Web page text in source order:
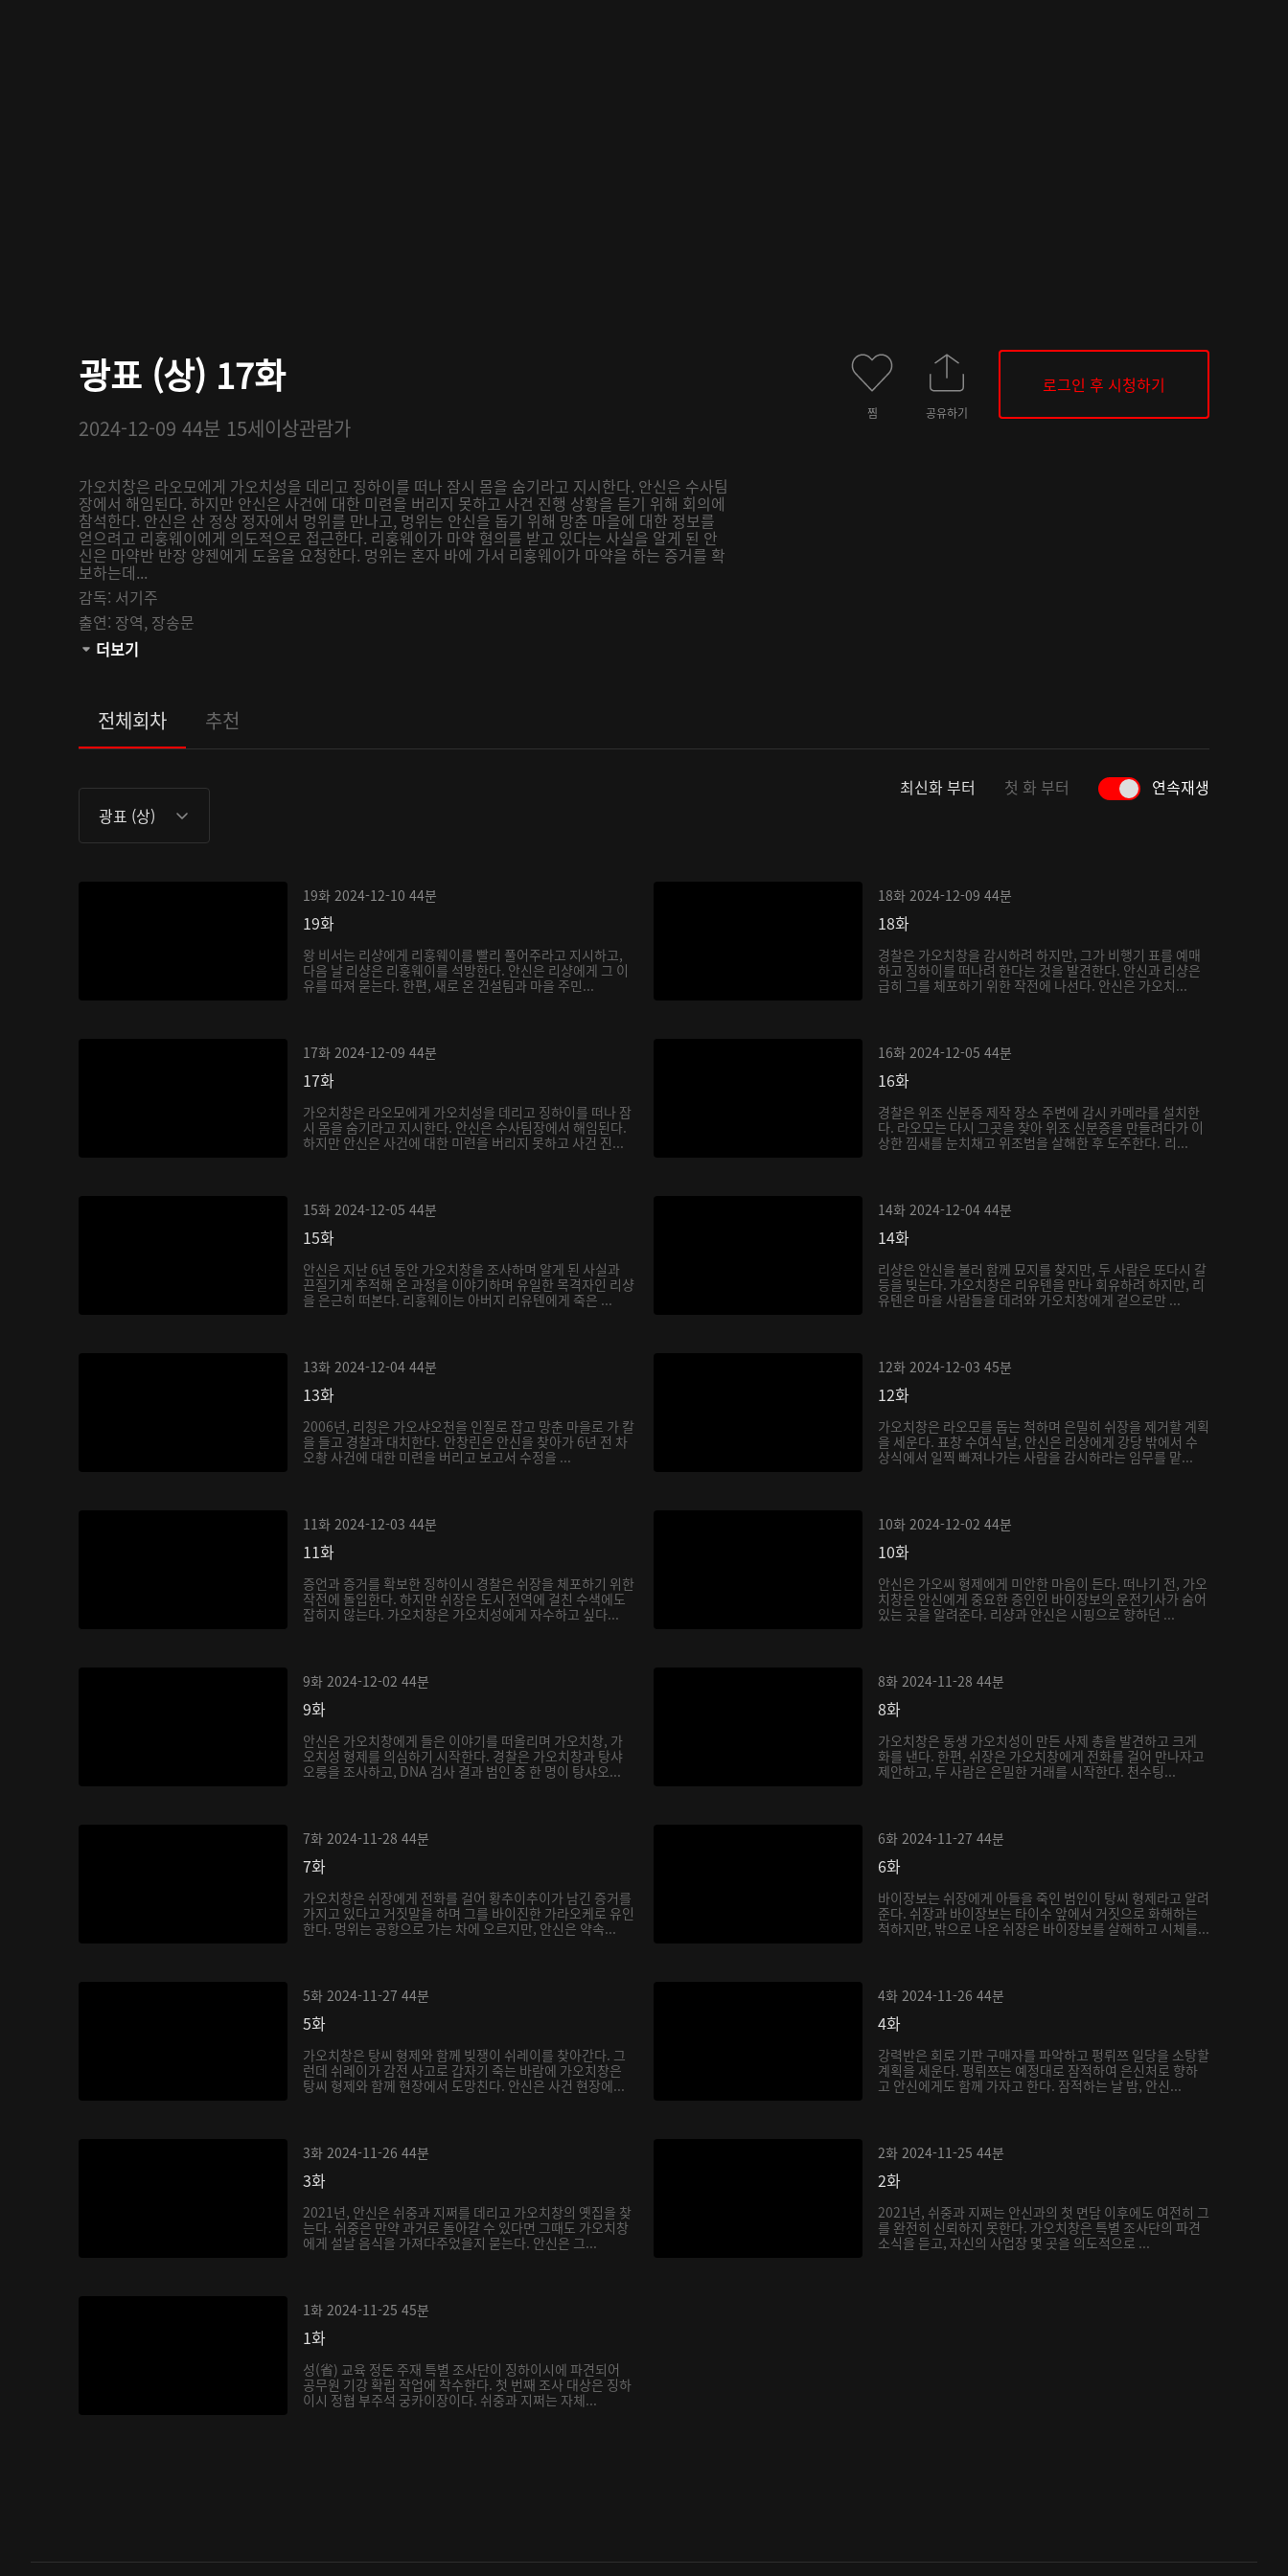
광표 (상) 17화
2024-12-09 44분 15세이상관람가
가오치창은 라오모에게 가오치성을 데리고 징하이를 떠나 잠시 몸을 숨기라고 지시한다. 안신은 수사팀
장에서 해임된다. 하지만 안신은 사건에 대한 미련을 버리지 못하고 사건 진행 상황을 듣기 위해 회의에
참석한다. 안신은 산 정상 정자에서 멍위를 만나고, 멍위는 안신을 돕기 위해 망춘 마을에 대한 정보를
얻으려고 리훙웨이에게 의도적으로 접근한다. 리훙웨이가 마약 혐의를 받고 있다는 사실을 알게 된 안
신은 마약반 반장 양젠에게 도움을 요청한다. 멍위는 혼자 바에 가서 리훙웨이가 마약을 하는 증거를 확
보하는데...
감독: 서기주
출연: 장역, 장송문
관람등급:
더보기
찜 공유하기
로그인 후 시청하기
전체회차 추천
광표 (상)
최신화 부터 첫 화 부터 연속재생
19화 2024-12-10 44분
19화
왕 비서는 리샹에게 리훙웨이를 빨리 풀어주라고 지시하고,
다음 날 리샹은 리훙웨이를 석방한다. 안신은 리샹에게 그 이
유를 따져 묻는다. 한편, 새로 온 건설팀과 마을 주민...
18화 2024-12-09 44분
18화
경찰은 가오치창을 감시하려 하지만, 그가 비행기 표를 예매
하고 징하이를 떠나려 한다는 것을 발견한다. 안신과 리샹은
급히 그를 체포하기 위한 작전에 나선다. 안신은 가오치...
17화 2024-12-09 44분
17화
가오치창은 라오모에게 가오치성을 데리고 징하이를 떠나 잠
시 몸을 숨기라고 지시한다. 안신은 수사팀장에서 해임된다.
하지만 안신은 사건에 대한 미련을 버리지 못하고 사건 진...
16화 2024-12-05 44분
16화
경찰은 위조 신분증 제작 장소 주변에 감시 카메라를 설치한
다. 라오모는 다시 그곳을 찾아 위조 신분증을 만들려다가 이
상한 낌새를 눈치채고 위조범을 살해한 후 도주한다. 리...
15화 2024-12-05 44분
15화
안신은 지난 6년 동안 가오치창을 조사하며 알게 된 사실과
끈질기게 추적해 온 과정을 이야기하며 유일한 목격자인 리샹
을 은근히 떠본다. 리훙웨이는 아버지 리유톈에게 죽은 ...
14화 2024-12-04 44분
14화
리샹은 안신을 불러 함께 묘지를 찾지만, 두 사람은 또다시 갈
등을 빚는다. 가오치창은 리유톈을 만나 회유하려 하지만, 리
유톈은 마을 사람들을 데려와 가오치창에게 겉으로만 ...
13화 2024-12-04 44분
13화
2006년, 리칭은 가오샤오천을 인질로 잡고 망춘 마을로 가 칼
을 들고 경찰과 대치한다. 안창린은 안신을 찾아가 6년 전 차
오촹 사건에 대한 미련을 버리고 보고서 수정을 ...
12화 2024-12-03 45분
12화
가오치창은 라오모를 돕는 척하며 은밀히 쉬장을 제거할 계획
을 세운다. 표창 수여식 날, 안신은 리샹에게 강당 밖에서 수
상식에서 일찍 빠져나가는 사람을 감시하라는 임무를 맡...
11화 2024-12-03 44분
11화
증언과 증거를 확보한 징하이시 경찰은 쉬장을 체포하기 위한
작전에 돌입한다. 하지만 쉬장은 도시 전역에 걸친 수색에도
잡히지 않는다. 가오치창은 가오치성에게 자수하고 싶다...
10화 2024-12-02 44분
10화
안신은 가오씨 형제에게 미안한 마음이 든다. 떠나기 전, 가오
치창은 안신에게 중요한 증인인 바이장보의 운전기사가 숨어
있는 곳을 알려준다. 리샹과 안신은 시핑으로 향하던 ...
9화 2024-12-02 44분
9화
안신은 가오치창에게 들은 이야기를 떠올리며 가오치창, 가
오치성 형제를 의심하기 시작한다. 경찰은 가오치창과 탕샤
오룽을 조사하고, DNA 검사 결과 범인 중 한 명이 탕샤오...
8화 2024-11-28 44분
8화
가오치창은 동생 가오치성이 만든 사제 총을 발견하고 크게
화를 낸다. 한편, 쉬장은 가오치창에게 전화를 걸어 만나자고
제안하고, 두 사람은 은밀한 거래를 시작한다. 천수팅...
7화 2024-11-28 44분
7화
가오치창은 쉬장에게 전화를 걸어 황추이추이가 남긴 증거를
가지고 있다고 거짓말을 하며 그를 바이진한 가라오케로 유인
한다. 멍위는 공항으로 가는 차에 오르지만, 안신은 약속...
6화 2024-11-27 44분
6화
바이장보는 쉬장에게 아들을 죽인 범인이 탕씨 형제라고 알려
준다. 쉬장과 바이장보는 타이수 앞에서 거짓으로 화해하는
척하지만, 밖으로 나온 쉬장은 바이장보를 살해하고 시체를...
5화 2024-11-27 44분
5화
가오치창은 탕씨 형제와 함께 빚쟁이 쉬레이를 찾아간다. 그
런데 쉬레이가 감전 사고로 갑자기 죽는 바람에 가오치창은
탕씨 형제와 함께 현장에서 도망친다. 안신은 사건 현장에...
4화 2024-11-26 44분
4화
강력반은 회로 기판 구매자를 파악하고 펑뤼쯔 일당을 소탕할
계획을 세운다. 펑뤼쯔는 예정대로 잠적하여 은신처로 향하
고 안신에게도 함께 가자고 한다. 잠적하는 날 밤, 안신...
3화 2024-11-26 44분
3화
2021년, 안신은 쉬중과 지쩌를 데리고 가오치창의 옛집을 찾
는다. 쉬중은 만약 과거로 돌아갈 수 있다면 그때도 가오치창
에게 설날 음식을 가져다주었을지 묻는다. 안신은 그...
2화 2024-11-25 44분
2화
2021년, 쉬중과 지쩌는 안신과의 첫 면담 이후에도 여전히 그
를 완전히 신뢰하지 못한다. 가오치창은 특별 조사단의 파견
소식을 듣고, 자신의 사업장 몇 곳을 의도적으로 ...
1화 2024-11-25 45분
1화
성(省) 교육 정돈 주재 특별 조사단이 징하이시에 파견되어
공무원 기강 확립 작업에 착수한다. 첫 번째 조사 대상은 징하
이시 정협 부주석 궁카이장이다. 쉬중과 지쩌는 자체...